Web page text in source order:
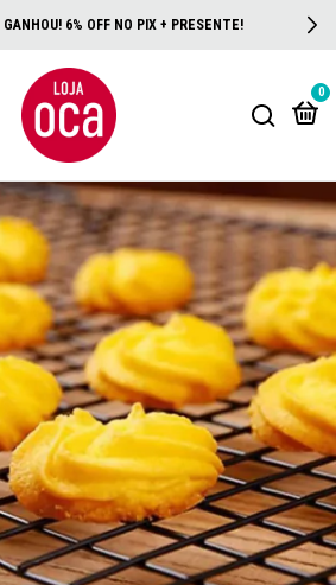
6% OFF NO PIX + PRESENTE!
0